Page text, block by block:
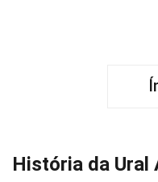
História da Ural